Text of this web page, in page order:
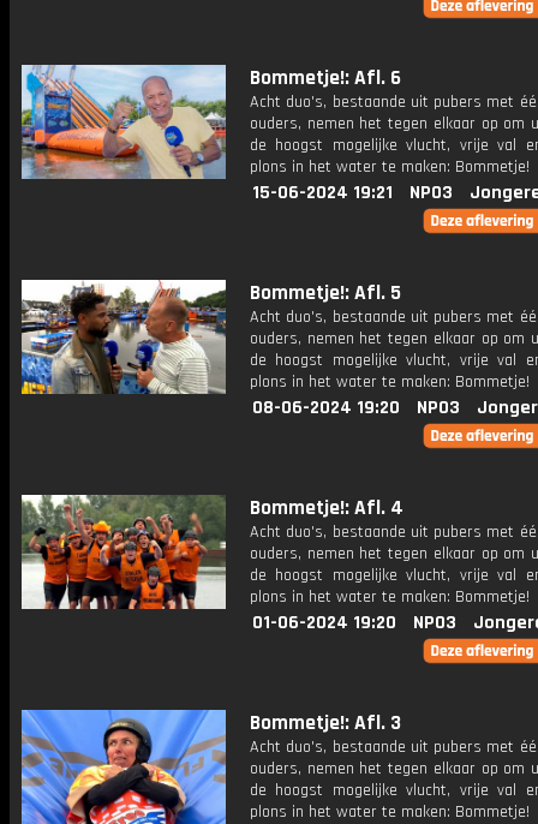
Bommetje!: Afl. 6
Acht duo's, bestaande uit pubers met
ouders, nemen het tegen elkaar op om
de hoogst mogelijke vlucht, vrije val
plons in het water te maken: Bommetje!
15-06-2024 19:21 NPO3
Bommetje!: Afl. 5
Acht duo's, bestaande uit pubers met
ouders, nemen het tegen elkaar op om
de hoogst mogelijke vlucht, vrije val
plons in het water te maken: Bommetje!
08-06-2024 19:20 NPO3
Bommetje!: Afl. 4
Acht duo's, bestaande uit pubers met
ouders, nemen het tegen elkaar op om
de hoogst mogelijke vlucht, vrije val
plons in het water te maken: Bommetje!
01-06-2024 19:20 NPO3
Bommetje!: Afl. 3
Acht duo's, bestaande uit pubers met
ouders, nemen het tegen elkaar op om
de hoogst mogelijke vlucht, vrije val
plons in het water te maken: Bommetje!